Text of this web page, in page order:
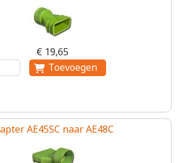
€ 19,65
AE45SC naar AE48C